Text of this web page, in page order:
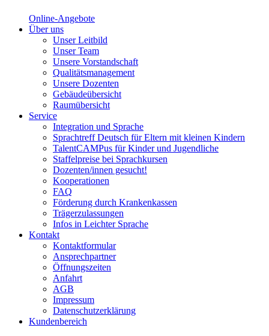
Online-Angebote
Über uns
Unser Leitbild
Unser Team
Unsere Vorstandschaft
Qualitätsmanagement
Unsere Dozenten
Gebäudeübersicht
Raumübersicht
Service
Integration und Sprache
Sprachtreff Deutsch für Eltern mit kleinen Kindern
TalentCAMPus für Kinder und Jugendliche
Staffelpreise bei Sprachkursen
Dozenten/innen gesucht!
Kooperationen
FAQ
Förderung durch Krankenkassen
Trägerzulassungen
Infos in Leichter Sprache
Kontakt
Kontaktformular
Ansprechpartner
Öffnungszeiten
Anfahrt
AGB
Impressum
Datenschutzerklärung
Kundenbereich